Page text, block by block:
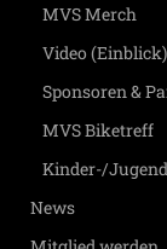
MVS Merch
Video (Einblick)
Sponsoren &
MVS Biketreff
Kinder-/
News